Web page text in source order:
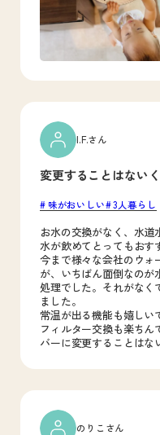
変更することはない
味がおいしい 3人暮らし
I.F.さん
お水の交換がなく、水
水が飲めてとってもおす
今まで様々な会社のウォ
が、いちばん面倒なのが
処理でした。それがなく
ました。
常温が出る機能も嬉しい
フィルター交換も楽ち
バーに変更することはな
のりこさん